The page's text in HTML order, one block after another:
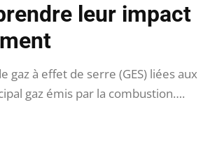
leur impact
gaz à effet de serre (GES) liées aux
gaz émis par la combustion….